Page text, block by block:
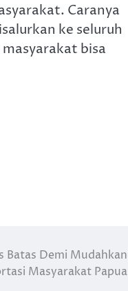
Caranya
ke seluruh
bisa
Batas Demi Mudahkan
Masyarakat Papua